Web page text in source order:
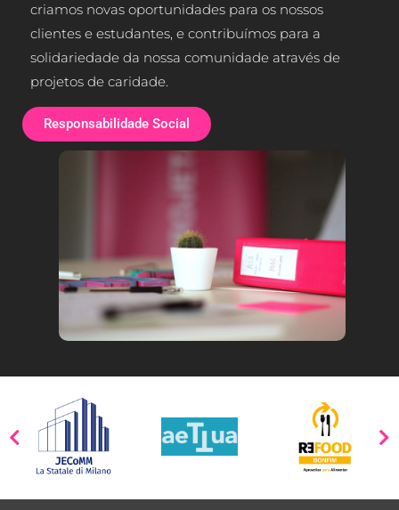
criamos novas oportunidades para os nossos
clientes e estudantes, e contribuímos para a
solidariedade da nossa comunidade através de
projetos de caridade.
Responsabilidade Social